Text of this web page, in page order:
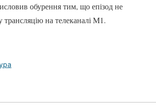
обурення тим, що епізод не
на телеканалі M1.